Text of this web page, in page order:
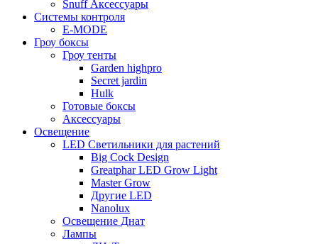
Snuff Аксессуары
Системы контроля
E-MODE
Гроу боксы
Гроу тенты
Garden highpro
Secret jardin
Hulk
Готовые боксы
Аксессуары
Освещение
LED Светильники для растений
Big Cock Design
Greatphar LED Grow Light
Master Grow
Другие LED
Nanolux
Освещение Днат
Лампы